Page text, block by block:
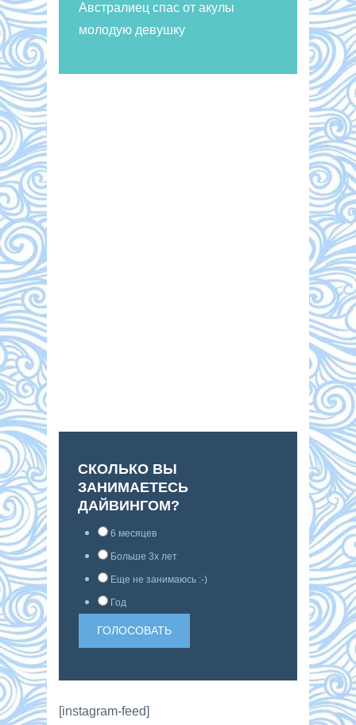
Австралиец спас от акулы
молодую девушку
СКОЛЬКО ВЫ
ЗАНИМАЕТЕСЬ
ДАЙВИНГОМ?
6 месяцев
Больше 3х лет
Еще не занимаюсь :-)
Год
[instagram-feed]